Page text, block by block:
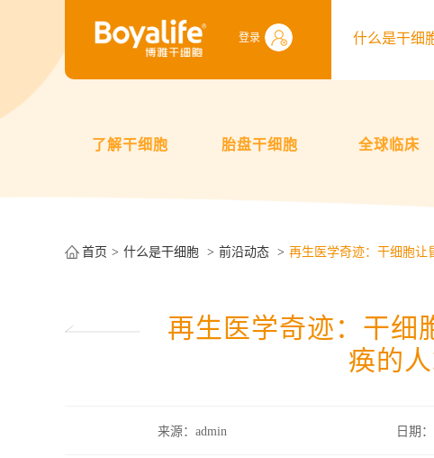
登录 什么是干细
了解干细胞 胎盘干细胞 全球临床
首页 什么是干细胞 前沿动态 再生医学奇迹：干细胞
再生医学奇迹：干细
痪的
来源：admin 日期